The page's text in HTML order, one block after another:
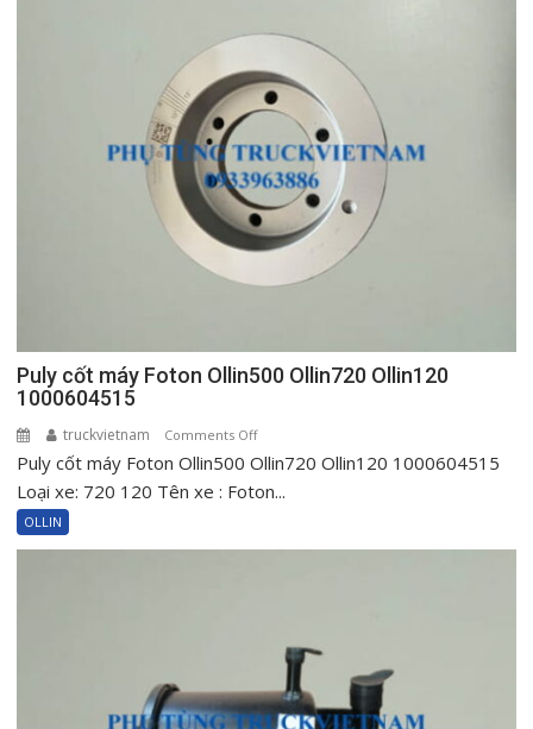
Ollin
500
720
New
Ollin120
Puly cốt máy Foton Ollin500 Ollin720 Ollin120
1000604515
truckvietnam Comments Offon
Puly
cốt
Puly cốt máy Foton Ollin500 Ollin720 Ollin120 1000604515
Loại xe: 720 120 Tên xe : Foton...
OLLIN